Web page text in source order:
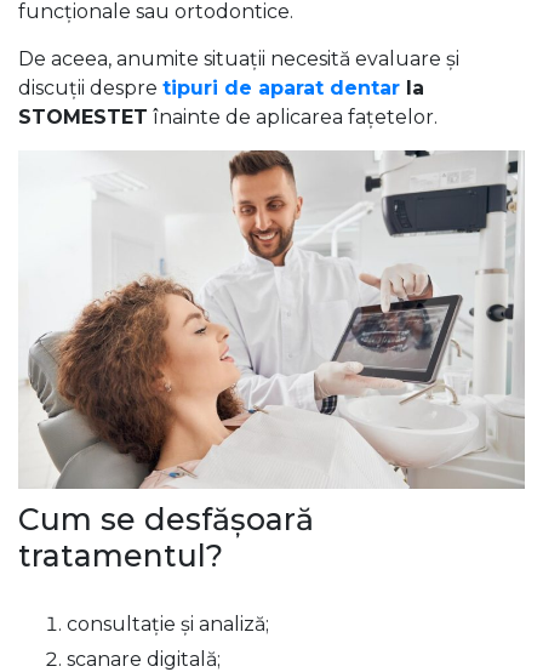
funcționale sau ortodontice.
De aceea, anumite situații necesită evaluare și
discuții despre tipuri de aparat dentar la
STOMESTET înainte de aplicarea fațetelor.
Cum se desfășoară
tratamentul?
consultație și analiză;
scanare digitală;